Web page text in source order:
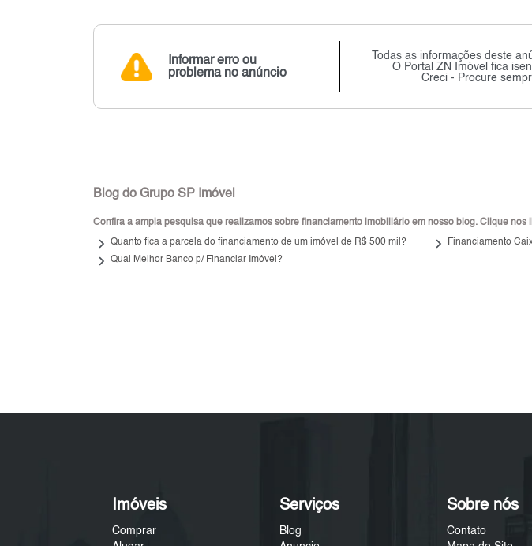
Informar erro ou
problema no anúncio
Todas as informações deste
O Portal ZN Imóvel fica
Creci - Procure
Blog do Grupo SP Imóvel
Confira a ampla pesquisa que realizamos sobre financiamento imobiliário em nosso blog. Clique nos
keyboard_arrow_right Quanto fica a parcela do financiamento de um imóvel de R$ 500 mil? keyboard_arrow_right Financiamento
keyboard_arrow_right Qual Melhor Banco p/ Financiar Imóvel?
Imóveis
Comprar
Serviços
Blog
Sobre nós
Contato